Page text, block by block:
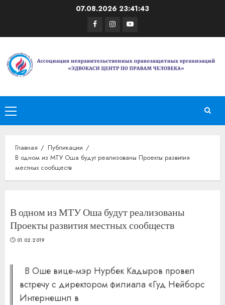
07.08.2026 23:41:44
Facebook
Instagram
Youtube
Основное
меню
Главная
Публикации
В одном из МТУ Оша будут реализованы Проекты развития
местных сообществ
В одном из МТУ Оша будут реализованы
Проекты развития местных сообществ
01.02.2019
В Оше вице-мэр Нурбек Кадыров провел
встречу с директором филиала «Гуд Нейборс
Интернешнл в